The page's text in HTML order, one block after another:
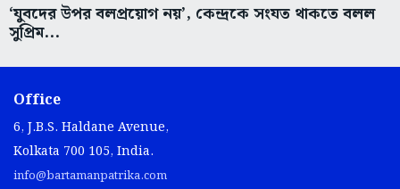
‘যুবদের উপর বলপ্রয়োগ নয়’, কেন্দ্রকে সংযত থাকতে বলল
সুপ্রিম...
Office
6, J.B.S. Haldane Avenue,
Kolkata 700 105, India.
info@bartamanpatrika.com